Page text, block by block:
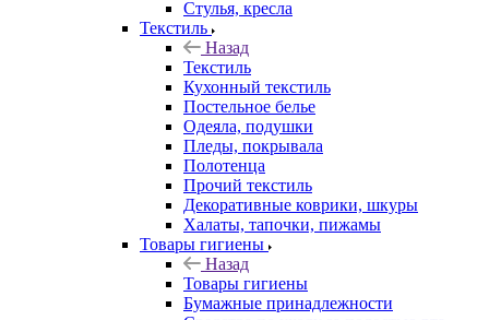
Стулья, кресла
Текстиль
Назад
Текстиль
Кухонный текстиль
Постельное белье
Одеяла, подушки
Пледы, покрывала
Полотенца
Прочий текстиль
Декоративные коврики, шкуры
Халаты, тапочки, пижамы
Товары гигиены
Назад
Товары гигиены
Бумажные принадлежности